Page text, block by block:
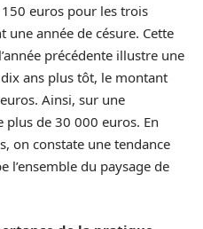
150 euros pour les trois
année de césure. Cette
précédente illustre une
ans plus tôt, le montant
Ainsi, sur une
de 30 000 euros. En
on constate une tendance
du paysage de